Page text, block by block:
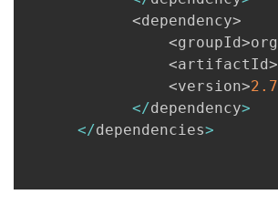
<dependency>
<groupId>org
<artifactId>
<version>2.7
</dependency>
</dependencies>